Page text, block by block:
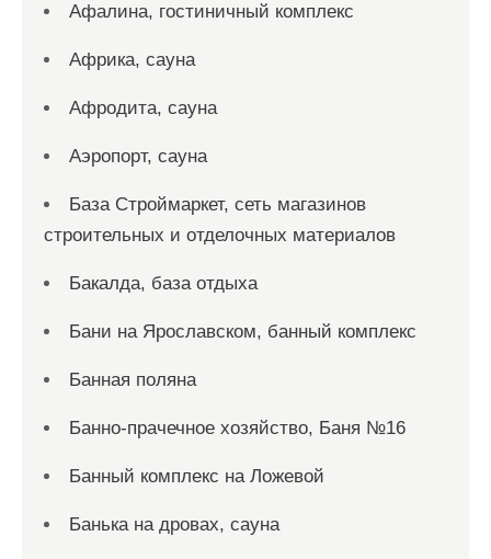
Афалина, гостиничный комплекс
Африка, сауна
Афродита, сауна
Аэропорт, сауна
База Строймаркет, сеть магазинов
строительных и отделочных материалов
Бакалда, база отдыха
Бани на Ярославском, банный комплекс
Банная поляна
Банно-прачечное хозяйство, Баня №16
Банный комплекс на Ложевой
Банька на дровах, сауна